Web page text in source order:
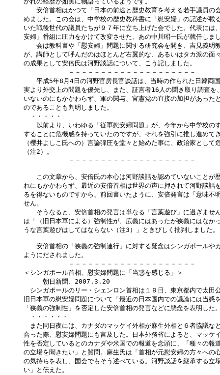
安倍首相はかつて「日本の前途と歴史教育を考える若手議員の
めました。この会は、中学校の歴史教科書に「慰安婦」の記述が載
いた戦後世代の議員たちが９７年に立ち上げた会でした。代表には
安婦」番組に圧力をかけて改変させた、あの中川昭一氏が就任しま
会は教科書や「慰安婦」問題に関する研究会を開き、吉見義明
が、講師として呼んだのはほとんど右翼的な、あるいはタカ派の面
の成果として安倍氏は河野談話について、こう記しました。
－－－－－－－－－－－－－－－－－－－－
平成5年8月4日の河野官房長官談話は、当時の作られた日韓両
実より外交上の問題を優先し、また、証言者16人の聞き取り調査を
いないのにもかかわらず、軍の関与、官憲党の直接の加担があった
のであることも判明しました。
・・・・・
以前より、いわゆる「従軍慰安婦問題」が、今年から中学校の
することに危機感を持っていたのですが、それを強引に推し進めて
（櫻井よしこ氏への）言論弾圧を堂々と始めた事に、政治家として
（注2）。
－－－－－－－－－－－－－－－－－－－－
この文章から、安倍氏の本心は河野談話を認めていないことが
れにもかかわらず、最近の安倍首相は世界の声に押されて河野談話
るを得ないものですから、前回書いたように、安倍発言は「意味不
せん。
そうなると、安倍首相の発言は単なる「言葉遊び」に過ぎませ
は「（旧日本軍による）強制性が、広義にはあったが狭義にはなか
うな言葉遊びはしてはならない（注3）」ときびしく批判しました。
安倍首相の「狭義の強制連行」に対する疑念はシンガポールや
ようにだされました。
－－－－－－－－－－－－－－－－－－－－
＜シンガポール首相、慰安婦問題に「当惑を感じる」＞
朝日新聞、2007.3.20
シンガポールのリー・シェンロン首相は１９日、東京都内で太田
旧日本軍の慰安婦問題について「最近の日本国内での議論には当惑
「狭義の強制性」を否定した安倍首相の発言などに懸念を表明した
・・・・・・
また同日夜には、カナダのマッケイ外相が麻生外相と６者協議な
合った際、慰安婦問題にも言及した。日本外務省によると、マッケ
性を否定しているとのカナダや米国での報道を念頭に、「種々の報
の立場を聞きたい」と質問。麻生氏は「首相が元慰安婦の方々への
の気持ちを表し、国会でもそう述べている。河野談話を継承する立
い」と伝えた。